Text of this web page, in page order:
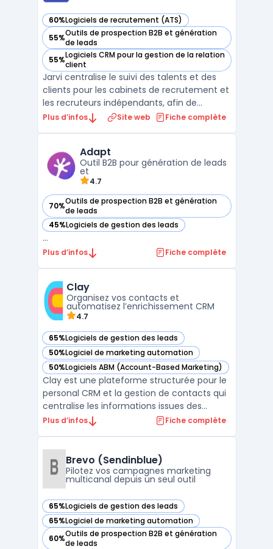
60%Logiciels de recrutement (ATS)
— voir Jarvi dans cette catégorie
55%Outils de prospection B2B et génération
de leads
— voir Jarvi dans cette catégorie
55%Logiciels CRM pour la gestion de la relation
client
— voir Jarvi dans cette catégorie
Jarvi centralise le suivi des talents et des
clients pour les cabinets de recrutement et
les recruteurs indépendants, afin de
répondre à la multiplication des outils. Le
opportunités, de la prospection et des
clients. Il ...
Plus d’infos Site web Fiche complète
Adapt
Outil B2B pour génération de leads
et
4.7
70%Outils de prospection B2B et génération
de leads
— voir Adapt dans cette catégorie
45%Logiciels de gestion des leads
— voir Adapt dans cette catégorie
...
Plus d’infos Fiche complète
Clay
Organisez vos contacts et
automatisez l’enrichissement CRM
4.7
65%Logiciels de gestion des leads
— voir Clay dans cette catégorie
50%Logiciel de marketing automation
— voir Clay dans cette catégorie
50%Logiciels ABM (Account-Based Marketing)
— voir Clay dans cette catégorie
Clay est une plateforme structurée pour le
personal CRM et la gestion de contacts qui
centralise les informations issues des
emails, réseaux sociaux et agendas afin
L’outil couvre deux usages distincts :
l’organisatio ...
Plus d’infos Fiche complète
Brevo (Sendinblue)
Pilotez vos campagnes marketing
multicanal depuis un seul outil
65%Logiciels de gestion des leads
— voir Brevo (Sendinblue) dans cette catégorie
65%Logiciel de marketing automation
— voir Brevo (Sendinblue) dans cette catégorie
60%Outils de prospection B2B et génération
de leads
— voir Brevo (Sendinblue) dans cette catégorie